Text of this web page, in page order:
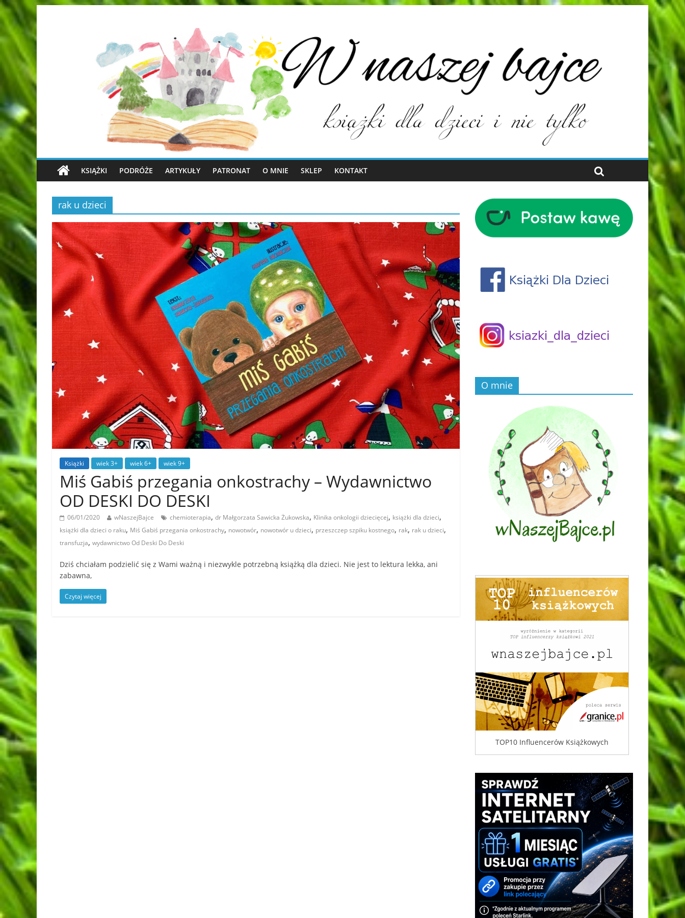
KSIĄŻKI PODRÓŻE ARTYKUŁY PATRONAT O MNIE SKLEP KONTAKT
rak u dzieci
Książki wiek 3+ wiek 6+ wiek 9+
Miś Gabiś przegania onkostrachy – Wydawnictwo
OD DESKI DO DESKI
06/01/2020 wNaszejBajce chemioterapia, dr Małgorzata Sawicka Żukowska, Klinika onkologii dziecięcej, książki dla dzieci,
książki dla dzieci o raku, Miś Gabiś przegania onkostrachy, nowotwór, nowotwór u dzieci, przeszczep szpiku kostnego, rak, rak u dzieci,
transfuzja, wydawnictwo Od Deski Do Deski
Dziś chciałam podzielić się z Wami ważną i niezwykle potrzebną książką dla dzieci. Nie jest to lektura lekka, ani
zabawna,
Czytaj więcej
O mnie
TOP10 Influencerów Książkowych